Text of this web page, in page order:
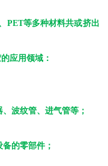
PET等多种材料共或挤出
应用领域：
波纹管、进气管等；
的零部件；